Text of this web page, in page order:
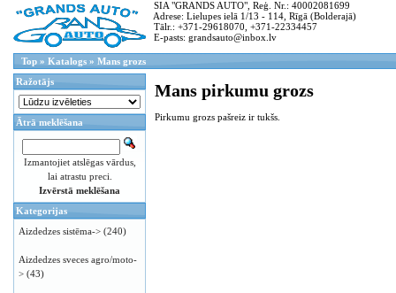
SIA "GRANDS AUTO", Reģ. Nr.: 40002081699
Adrese: Lielupes ielā 1/13 - 114, Rīgā (Bolderajā)
Tālr.: +371-29618070, +371-22334457
E-pasts: grandsauto@inbox.lv
Top » Katalogs » Mans grozs
Mans pirkumu grozs
Pirkumu grozs pašreiz ir tukšs.
Ražotājs
Ātrā meklēšana
Izmantojiet atslēgas vārdus,
lai atrastu preci.
Izvērstā meklēšana
Kategorijas
Aizdedzes sistēma-> (240)
Aizdedzes sveces agro/moto-
> (43)